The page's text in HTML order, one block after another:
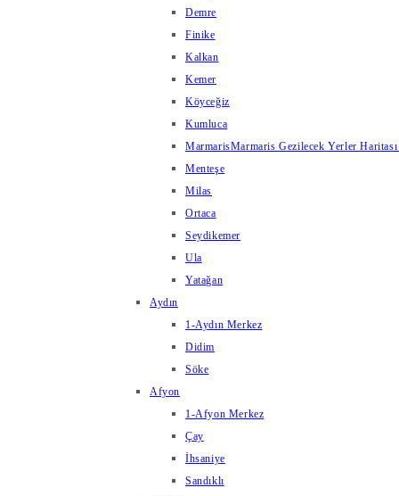
Demre
Finike
Kalkan
Kemer
Köyceğiz
Kumluca
MarmarisMarmaris Gezilecek Yerler
Menteşe
Milas
Ortaca
Seydikemer
Ula
Yatağan
Aydın
1-Aydın Merkez
Didim
Söke
Afyon
1-Afyon Merkez
Çay
İhsaniye
Sandıklı